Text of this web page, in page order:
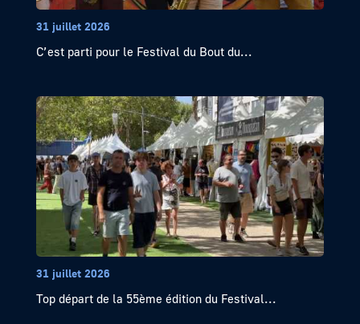
31 juillet 2026
C’est parti pour le Festival du Bout du...
31 juillet 2026
Top départ de la 55ème édition du Festival...